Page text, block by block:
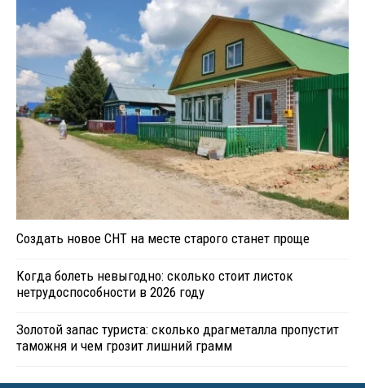
Создать новое СНТ на месте старого станет проще
Когда болеть невыгодно: сколько стоит листок
нетрудоспособности в 2026 году
Золотой запас туриста: сколько драгметалла пропустит
таможня и чем грозит лишний грамм